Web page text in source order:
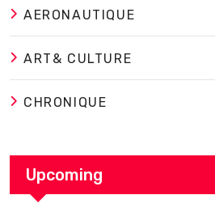
AERONAUTIQUE
ART& CULTURE
CHRONIQUE
Upcoming